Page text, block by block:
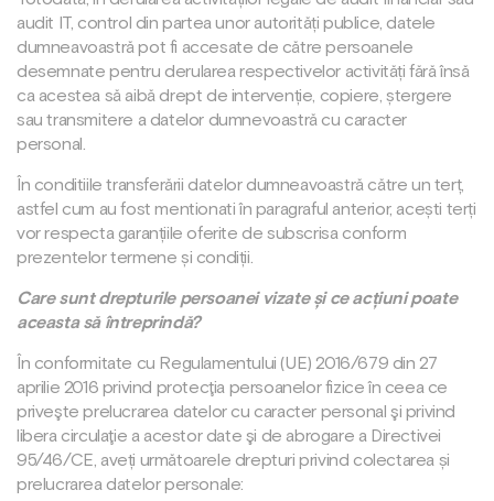
audit IT, control din partea unor autorități publice, datele
dumneavoastră pot fi accesate de către persoanele
desemnate pentru derularea respectivelor activități fără însă
ca acestea să aibă drept de intervenție, copiere, ștergere
sau transmitere a datelor dumnevoastră cu caracter
personal.
În conditiile transferării datelor dumneavoastră către un terț,
astfel cum au fost mentionati în paragraful anterior, acești terți
vor respecta garanțiile oferite de subscrisa conform
prezentelor termene și condiții.
Care sunt drepturile persoanei vizate și ce acțiuni poate
aceasta să întreprindă?
În conformitate cu Regulamentului (UE) 2016/679 din 27
aprilie 2016 privind protecţia persoanelor fizice în ceea ce
priveşte prelucrarea datelor cu caracter personal şi privind
libera circulaţie a acestor date şi de abrogare a Directivei
95/46/CE, aveți următoarele drepturi privind colectarea și
prelucrarea datelor personale: